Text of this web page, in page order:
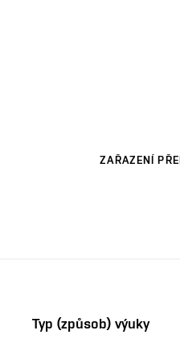
ZAŘAZENÍ
Typ (způsob) výuky